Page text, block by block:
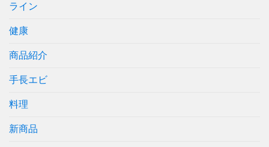
ライン
健康
商品紹介
手長エビ
料理
新商品